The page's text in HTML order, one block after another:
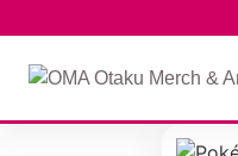
Inhalt
springen